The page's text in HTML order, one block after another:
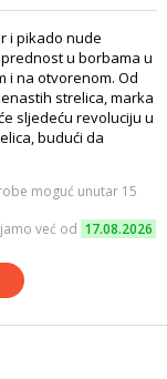
i pikado nude
u borbama u
i na otvorenom. Od
strelica, marka
sljedeću revoluciju u
budući da
moguć unutar 15
već od 17.08.2026